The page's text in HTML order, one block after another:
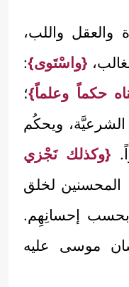
والعقل واللب،
{واسْتَوى}:
حكماً وعلماً}؛
ويحكُم
{وكذلك نَجْزي
المحسنين لخلق
بحسب إحسانِهِم.
موسى عليه